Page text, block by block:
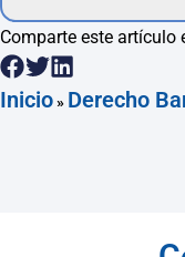
Comparte este artículo
Inicio» Derecho